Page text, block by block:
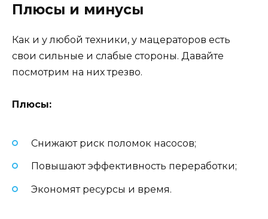
Плюсы и минусы
Как и у любой техники, у мацераторов есть
свои сильные и слабые стороны. Давайте
посмотрим на них трезво.
Плюсы:
Снижают риск поломок насосов;
Повышают эффективность переработки;
Экономят ресурсы и время.